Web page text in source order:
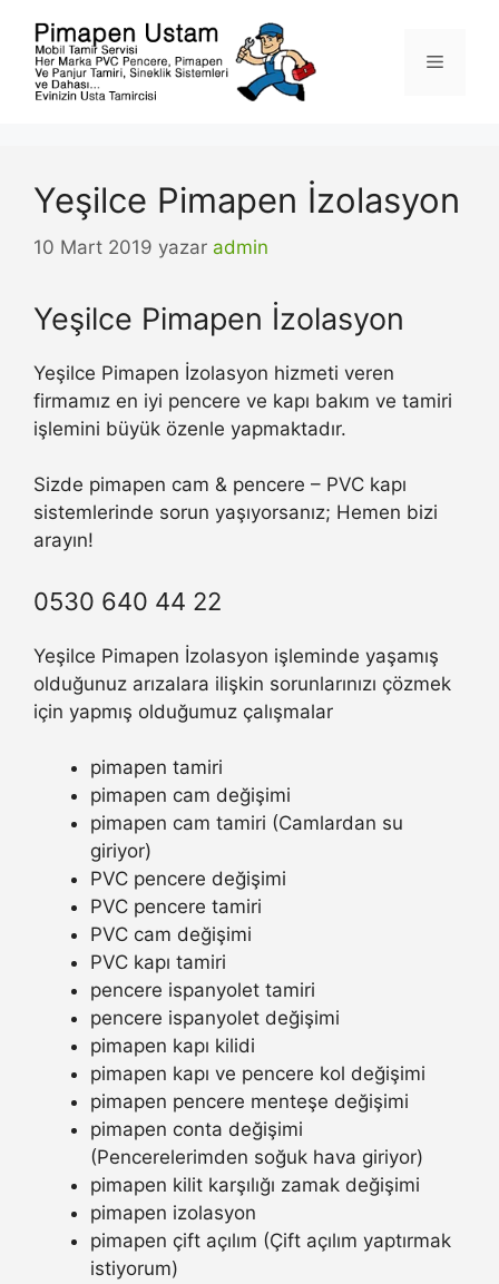
Menü
Yeşilce Pimapen İzolasyon
10 Mart 2019 yazar admin
Yeşilce Pimapen İzolasyon
Yeşilce Pimapen İzolasyon hizmeti veren
firmamız en iyi pencere ve kapı bakım ve tamiri
işlemini büyük özenle yapmaktadır.
Sizde pimapen cam & pencere – PVC kapı
sistemlerinde sorun yaşıyorsanız; Hemen bizi
arayın!
0530 640 44 22
Yeşilce Pimapen İzolasyon işleminde yaşamış
olduğunuz arızalara ilişkin sorunlarınızı çözmek
için yapmış olduğumuz çalışmalar
pimapen tamiri
pimapen cam değişimi
pimapen cam tamiri (Camlardan su
giriyor)
PVC pencere değişimi
PVC pencere tamiri
PVC cam değişimi
PVC kapı tamiri
pencere ispanyolet tamiri
pencere ispanyolet değişimi
pimapen kapı kilidi
pimapen kapı ve pencere kol değişimi
pimapen pencere menteşe değişimi
pimapen conta değişimi
(Pencerelerimden soğuk hava giriyor)
pimapen kilit karşılığı zamak değişimi
pimapen izolasyon
pimapen çift açılım (Çift açılım yaptırmak
istiyorum)